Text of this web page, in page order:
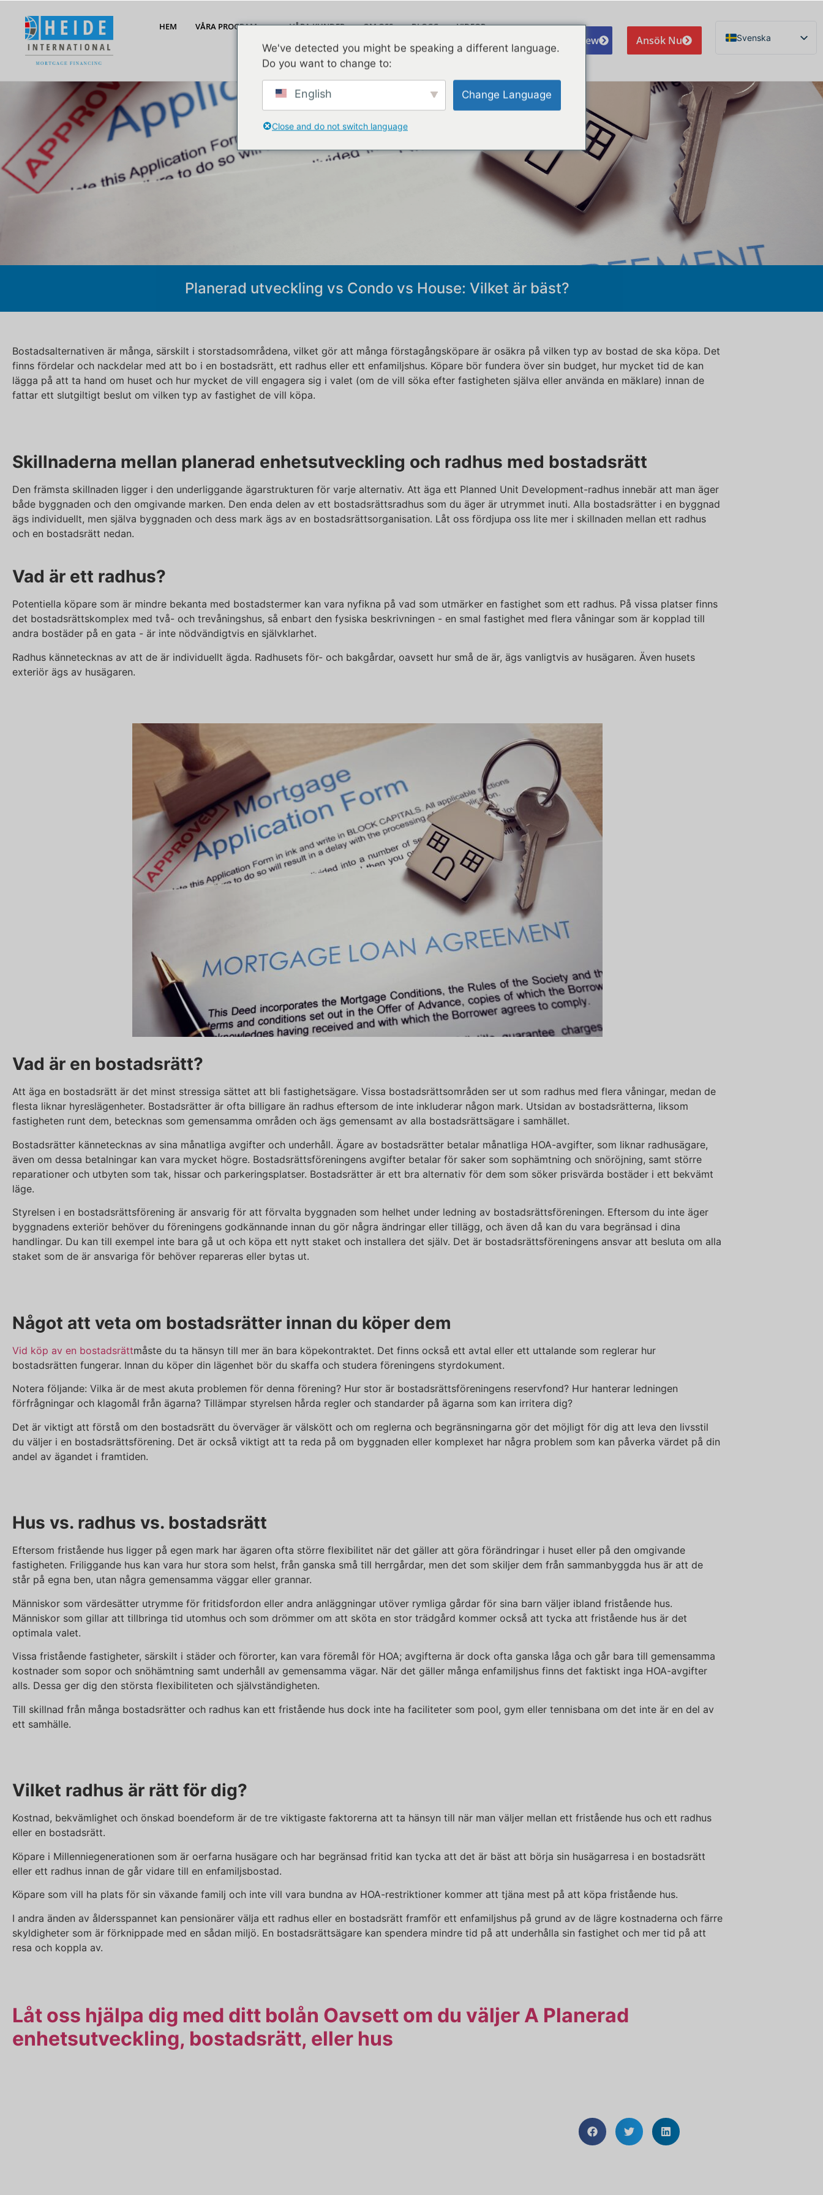
HEM VÅRA PROGRAM VÅRA KUNDER OM OSS BLOGG VIDEOR
KONTAKTA OSS
Leave A Review Ansök Nu
Svenska
Русский
Planerad utveckling vs Condo vs House: Vilket är bäst?
Bostadsalternativen är många, särskilt i storstadsområdena, vilket gör att många förstagångsköpare är osäkra på vilken typ av bostad de ska köpa. Det
finns fördelar och nackdelar med att bo i en bostadsrätt, ett radhus eller ett enfamiljshus. Köpare bör fundera över sin budget, hur mycket tid de kan
lägga på att ta hand om huset och hur mycket de vill engagera sig i valet (om de vill söka efter fastigheten själva eller använda en mäklare) innan de
fattar ett slutgiltigt beslut om vilken typ av fastighet de vill köpa.
Skillnaderna mellan planerad enhetsutveckling och radhus med bostadsrätt
Den främsta skillnaden ligger i den underliggande ägarstrukturen för varje alternativ. Att äga ett Planned Unit Development-radhus innebär att man äger
både byggnaden och den omgivande marken. Den enda delen av ett bostadsrättsradhus som du äger är utrymmet inuti. Alla bostadsrätter i en byggnad
ägs individuellt, men själva byggnaden och dess mark ägs av en bostadsrättsorganisation. Låt oss fördjupa oss lite mer i skillnaden mellan ett radhus
och en bostadsrätt nedan.
Vad är ett radhus?
Potentiella köpare som är mindre bekanta med bostadstermer kan vara nyfikna på vad som utmärker en fastighet som ett radhus. På vissa platser finns
det bostadsrättskomplex med två- och trevåningshus, så enbart den fysiska beskrivningen - en smal fastighet med flera våningar som är kopplad till
andra bostäder på en gata - är inte nödvändigtvis en självklarhet.
Radhus kännetecknas av att de är individuellt ägda. Radhusets för- och bakgårdar, oavsett hur små de är, ägs vanligtvis av husägaren. Även husets
exteriör ägs av husägaren.
Vad är en bostadsrätt?
Att äga en bostadsrätt är det minst stressiga sättet att bli fastighetsägare. Vissa bostadsrättsområden ser ut som radhus med flera våningar, medan de
flesta liknar hyreslägenheter. Bostadsrätter är ofta billigare än radhus eftersom de inte inkluderar någon mark. Utsidan av bostadsrätterna, liksom
fastigheten runt dem, betecknas som gemensamma områden och ägs gemensamt av alla bostadsrättsägare i samhället.
Bostadsrätter kännetecknas av sina månatliga avgifter och underhåll. Ägare av bostadsrätter betalar månatliga HOA-avgifter, som liknar radhusägare,
även om dessa betalningar kan vara mycket högre. Bostadsrättsföreningens avgifter betalar för saker som sophämtning och snöröjning, samt större
reparationer och utbyten som tak, hissar och parkeringsplatser. Bostadsrätter är ett bra alternativ för dem som söker prisvärda bostäder i ett bekvämt
läge.
Styrelsen i en bostadsrättsförening är ansvarig för att förvalta byggnaden som helhet under ledning av bostadsrättsföreningen. Eftersom du inte äger
byggnadens exteriör behöver du föreningens godkännande innan du gör några ändringar eller tillägg, och även då kan du vara begränsad i dina
handlingar. Du kan till exempel inte bara gå ut och köpa ett nytt staket och installera det själv. Det är bostadsrättsföreningens ansvar att besluta om alla
staket som de är ansvariga för behöver repareras eller bytas ut.
Något att veta om bostadsrätter innan du köper dem
Vid köp av en bostadsrättmåste du ta hänsyn till mer än bara köpekontraktet. Det finns också ett avtal eller ett uttalande som reglerar hur
bostadsrätten fungerar. Innan du köper din lägenhet bör du skaffa och studera föreningens styrdokument.
Notera följande: Vilka är de mest akuta problemen för denna förening? Hur stor är bostadsrättsföreningens reservfond? Hur hanterar ledningen
förfrågningar och klagomål från ägarna? Tillämpar styrelsen hårda regler och standarder på ägarna som kan irritera dig?
Det är viktigt att förstå om den bostadsrätt du överväger är välskött och om reglerna och begränsningarna gör det möjligt för dig att leva den livsstil
du väljer i en bostadsrättsförening. Det är också viktigt att ta reda på om byggnaden eller komplexet har några problem som kan påverka värdet på din
andel av ägandet i framtiden.
Hus vs. radhus vs. bostadsrätt
Eftersom fristående hus ligger på egen mark har ägaren ofta större flexibilitet när det gäller att göra förändringar i huset eller på den omgivande
fastigheten. Friliggande hus kan vara hur stora som helst, från ganska små till herrgårdar, men det som skiljer dem från sammanbyggda hus är att de
står på egna ben, utan några gemensamma väggar eller grannar.
Människor som värdesätter utrymme för fritidsfordon eller andra anläggningar utöver rymliga gårdar för sina barn väljer ibland fristående hus.
Människor som gillar att tillbringa tid utomhus och som drömmer om att sköta en stor trädgård kommer också att tycka att fristående hus är det
optimala valet.
Vissa fristående fastigheter, särskilt i städer och förorter, kan vara föremål för HOA; avgifterna är dock ofta ganska låga och går bara till gemensamma
kostnader som sopor och snöhämtning samt underhåll av gemensamma vägar. När det gäller många enfamiljshus finns det faktiskt inga HOA-avgifter
alls. Dessa ger dig den största flexibiliteten och självständigheten.
Till skillnad från många bostadsrätter och radhus kan ett fristående hus dock inte ha faciliteter som pool, gym eller tennisbana om det inte är en del av
ett samhälle.
Vilket radhus är rätt för dig?
Kostnad, bekvämlighet och önskad boendeform är de tre viktigaste faktorerna att ta hänsyn till när man väljer mellan ett fristående hus och ett radhus
eller en bostadsrätt.
Köpare i Millenniegenerationen som är oerfarna husägare och har begränsad fritid kan tycka att det är bäst att börja sin husägarresa i en bostadsrätt
eller ett radhus innan de går vidare till en enfamiljsbostad.
Köpare som vill ha plats för sin växande familj och inte vill vara bundna av HOA-restriktioner kommer att tjäna mest på att köpa fristående hus.
I andra änden av åldersspannet kan pensionärer välja ett radhus eller en bostadsrätt framför ett enfamiljshus på grund av de lägre kostnaderna och färre
skyldigheter som är förknippade med en sådan miljö. En bostadsrättsägare kan spendera mindre tid på att underhålla sin fastighet och mer tid på att
resa och koppla av.
Låt oss hjälpa dig med ditt bolån Oavsett om du väljer A Planerad
enhetsutveckling, bostadsrätt, eller hus
We've detected you might be speaking a different language.
Do you want to change to:
English Change Language
Close and do not switch language